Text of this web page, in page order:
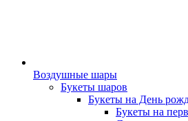
Воздушные шары
Букеты шаров
Букеты на День
Букеты на